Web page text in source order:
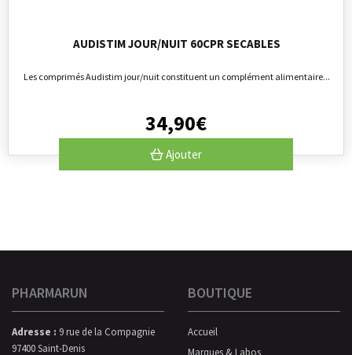
AUDISTIM JOUR/NUIT 60CPR SECABLES
Les comprimés Audistim jour/nuit constituent un complément alimentaire...
34,90€
Ajouter
PHARMARUN
Adresse : 9 rue de la Compagnie
97400 Saint-Denis
BOUTIQUE
Accueil
Marques & Labos